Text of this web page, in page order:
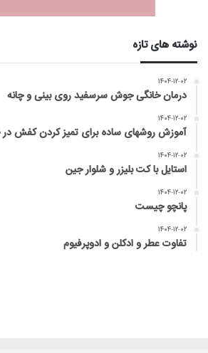
نوشته های تازه
۱۴۰۴-۱۲-۰۲
درمان خانگی جوش سرسفید روی بینی و چانه
۱۴۰۴-۱۲-۰۲
آموزش روشهای ساده برای تمیز کردن کفش در
۱۴۰۴-۱۲-۰۲
استایل با کت بلیزر و شلوار جین
۱۴۰۴-۱۲-۰۲
پانچو چیست
۱۴۰۴-۱۲-۰۲
تفاوت عطر و ادکلن و ادوپرفیوم